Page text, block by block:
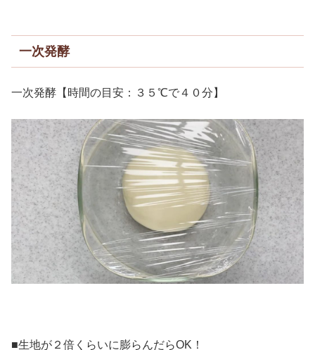
一次発酵
一次発酵【時間の目安：３５℃で４０分】
■生地が２倍くらいに膨らんだらOK！